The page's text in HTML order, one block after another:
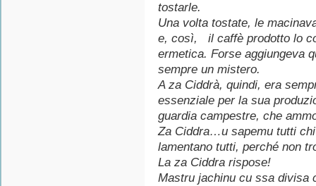
tostarle.
Una volta tostate, le
e, così, il caffè prodotto lo
ermetica. Forse aggiungeva
sempre un mistero.
A za Ciddrà, quindi, era
essenziale per la sua
guardia campestre, che
Za Ciddra…u sapemu tutti
lamentano tutti, perché non
La za Ciddra rispose!
Mastru jachinu cu ssa divisa